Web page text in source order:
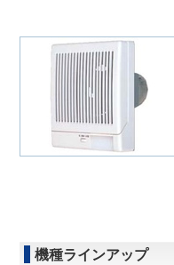
機種ラインアップ